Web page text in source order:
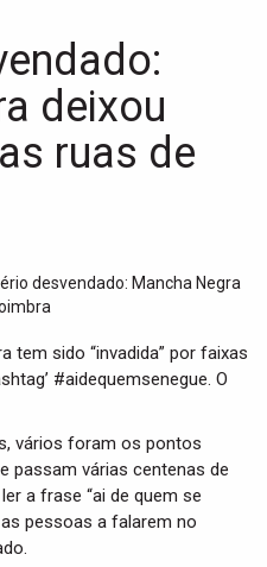
i
deixou
ruas de
tem sido “invadida” por faixas
#aidequemsenegue. O
vários foram os pontos
passam várias centenas de
a frase “ai de quem se
pessoas a falarem no